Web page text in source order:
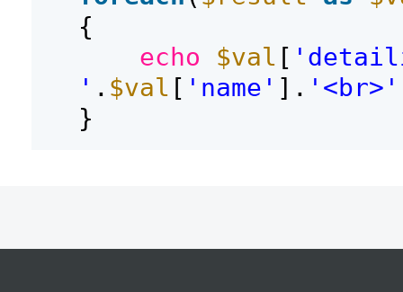
{
echo
$val [
' . $val [ 'name' ]. '<br>'
}